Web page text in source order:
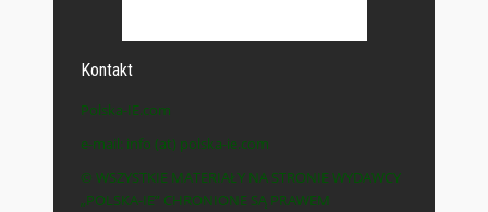
Kontakt
Polska-IE.com
e-mail: info (at) polska-ie.com
© WSZYSTKIE MATERIAŁY NA STRONIE WYDAWCY
„POLSKA-IE” CHRONIONE SĄ PRAWEM